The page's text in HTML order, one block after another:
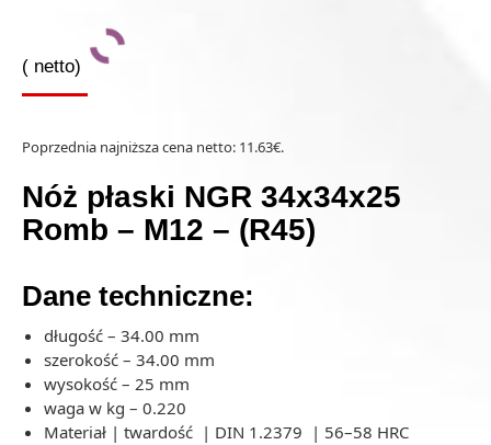
( netto)
Poprzednia najniższa cena netto: 11.63€.
Nóż płaski NGR 34x34x25
Romb – M12 – (R45)
Dane techniczne:
długość – 34.00 mm
szerokość – 34.00 mm
wysokość – 25 mm
waga w kg – 0.220
Materiał | twardość | DIN 1.2379 | 56–58 HRC